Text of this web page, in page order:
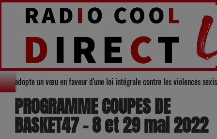
départemental du Gers adopte un vœu en faveur d'une loi intégrale
PROGRAMME COUPES DE
BASKET47 - 8 et 29 mai 2022